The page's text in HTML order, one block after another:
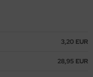
3,20 EUR
28,95 EUR